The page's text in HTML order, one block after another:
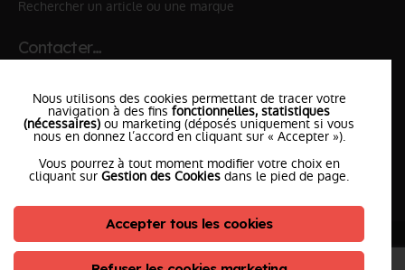
Rechercher un article ou une marque
Contacter…
✆ 18№National Sapeurs-Pompiers
le SDISle plus proche
l'équipePompierCenter
©2026 Pompier Center • Mentions Légales •
Nous utilisons des cookies permettant de tracer votre
navigation à des fins fonctionnelles, statistiques
(nécessaires) ou marketing (déposés uniquement si vous
nous en donnez l’accord en cliquant sur « Accepter »).
Vous pourrez à tout moment modifier votre choix en
cliquant sur Gestion des Cookies dans le pied de page.
Accepter tous les cookies